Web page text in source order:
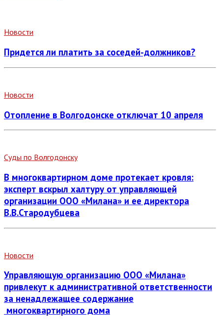
Новости
Придется ли платить за соседей-должников?
Новости
Отопление в Волгодонске отключат 10 апреля
Суды по Волгодонску
В многоквартирном доме протекает кровля:
эксперт вскрыл халтуру от управляющей
организации ООО «Милана» и ее директора
В.В.Стародубцева
Новости
Управляющую организацию ООО «Милана»
привлекут к административной ответственности
за ненадлежащее содержание
многоквартирного дома